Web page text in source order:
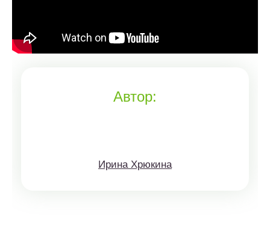
Автор:
Ирина Хрюкина